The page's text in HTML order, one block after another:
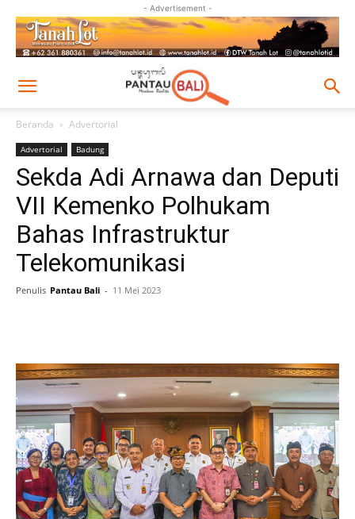
- Advertisement -
Beranda Advertorial
Advertorial Badung
Sekda Adi Arnawa dan Deputi
VII Kemenko Polhukam
Bahas Infrastruktur
Telekomunikasi
Penulis Pantau Bali - 11 Mei 2023